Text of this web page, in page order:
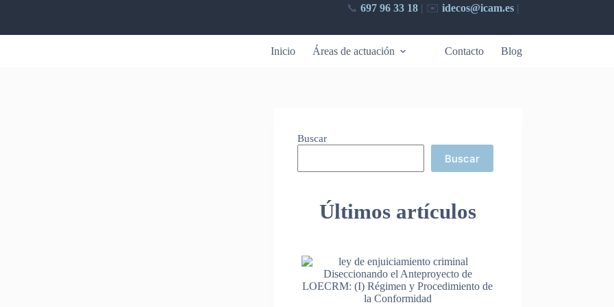
📞 697 96 33 18| ✉️​ idecos@icam.es|
Inicio Áreas de actuación Contacto Blog
Buscar
Buscar
Últimos artículos
Diseccionando el Anteproyecto de
LOECRM: (I) Régimen y Procedimiento de
la Conformidad